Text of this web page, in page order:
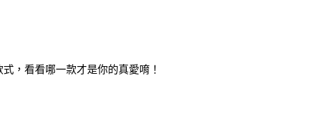
，看看哪一款才是你的真愛唷！